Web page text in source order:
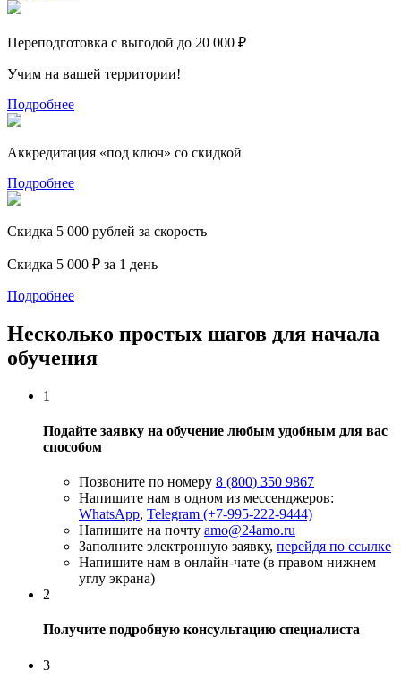
Переподготовка с выгодой до 20 000 ₽
Учим на вашей территории!
Подробнее
Аккредитация «под ключ» со скидкой
Подробнее
Скидка 5 000 рублей за скорость
Скидка 5 000 ₽ за 1 день
Подробнее
Несколько простых шагов для начала
обучения
1
Подайте заявку на обучение любым удобным для вас
способом
Позвоните по номеру 8 (800) 350 9867
Напишите нам в одном из мессенджеров:
WhatsApp, Telegram (+7-995-222-9444)
Напишите на почту amo@24amo.ru
Заполните электронную заявку, перейдя по ссылке
Напишите нам в онлайн-чате (в правом нижнем
углу экрана)
2
Получите подробную консультацию специалиста
3